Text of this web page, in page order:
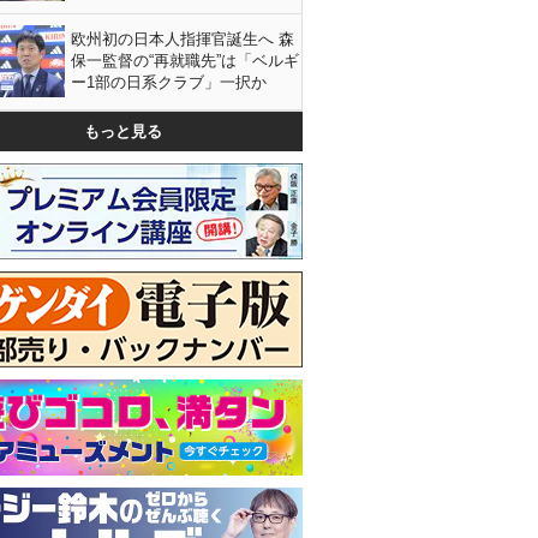
欧州初の日本人指揮官誕生へ 森
保一監督の“再就職先”は「ベルギ
ー1部の日系クラブ」一択か
もっと見る